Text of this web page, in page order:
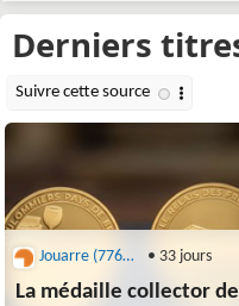
Jouarre (77640) - office de tourisme • 33 jours
La médaille collector de